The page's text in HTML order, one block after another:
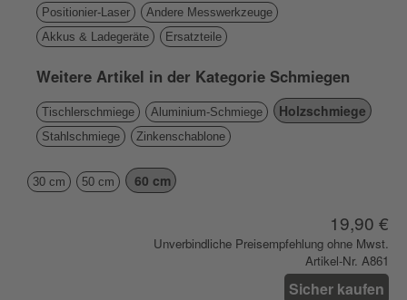
Positionier-Laser
Andere Messwerkzeuge
Akkus & Ladegeräte
Ersatzteile
Weitere Artikel in der Kategorie Schmiegen
Tischlerschmiege Aluminium-Schmiege Holzschmiege
Stahlschmiege Zinkenschablone
30 cm 50 cm 60 cm
19,90 €
Unverbindliche Preisempfehlung ohne Mwst.
Artikel-Nr. A861
Sicher kaufen